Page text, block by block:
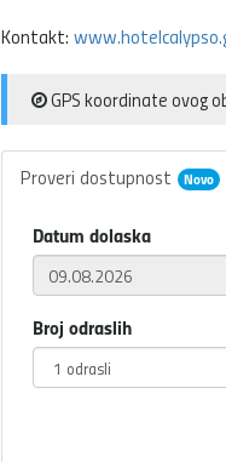
Kontakt:
GPS koordinate ovog
Proveri dostupnost Novo
Datum dolaska
Broj odraslih